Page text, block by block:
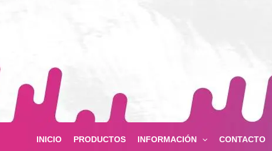
INICIO PRODUCTOS INFORMACIÓN CONTACTO